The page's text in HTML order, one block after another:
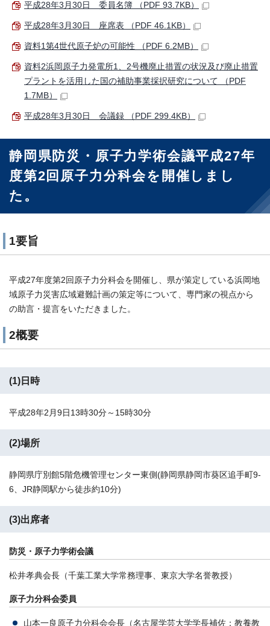
平成28年3月30日 委員名簿 （PDF 93.7KB）
平成28年3月30日 座席表 （PDF 46.1KB）
資料1第4世代原子炉の可能性 （PDF 6.2MB）
資料2浜岡原子力発電所1、2号機廃止措置の状況及び廃止措置
プラントを活用した国の補助事業採択研究について （PDF
1.7MB）
平成28年3月30日 会議録 （PDF 299.4KB）
静岡県防災・原子力学術会議平成27年
度第2回原子力分科会を開催しまし
た。
1要旨
平成27年度第2回原子力分科会を開催し、県が策定している浜岡地
域原子力災害広域避難計画の策定等について、専門家の視点から
の助言・提言をいただきました。
2概要
(1)日時
平成28年2月9日13時30分～15時30分
(2)場所
静岡県庁別館5階危機管理センター東側(静岡県静岡市葵区追手町9-
6、JR静岡駅から徒歩約10分)
(3)出席者
防災・原子力学術会議
松井孝典会長（千葉工業大学常務理事、東京大学名誉教授）
原子力分科会委員
山本一良原子力分科会会長（名古屋学芸大学学長補佐：教養教